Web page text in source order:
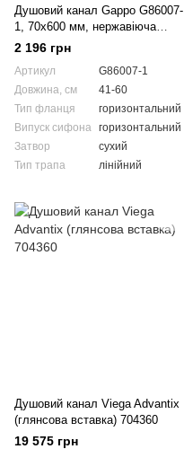
Душовий канал Gappo G86007-
1, 70х600 мм, нержавіюча
сталь
2 196 грн
Артикул
G86007-1
Довжина, см
41-60
Тип фланця
горизонтальний
Випуск сифона горизонтальний
Затвор
сухий
Тип трапа
лінійний
Душовий канал Viega Advantix
(глянсова вставка) 704360
19 575 грн